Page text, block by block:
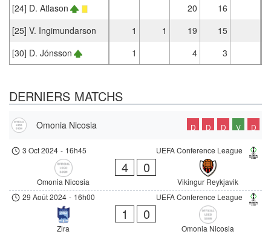
[24] D. Atlason
20
16
[25] V. Ingimundarson
1 1 19
15
[30] D. Jónsson
1 4 3
DERNIERS MATCHS
Omonia Nicosia D D D V D
UEFA Conference League
3 Oct 2024 - 16h45
Omonia Nicosia
4 0
Vikingur Reykjavik
UEFA Conference League
29 Août 2024 - 16h00
Zira
1 0
Omonia Nicosia